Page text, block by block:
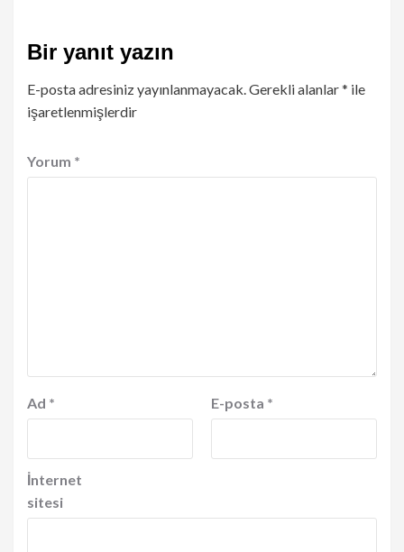
Bir yanıt yazın
E-posta adresiniz yayınlanmayacak. Gerekli alanlar* ile
işaretlenmişlerdir
Yorum *
Ad * E-posta *
İnternet
sitesi